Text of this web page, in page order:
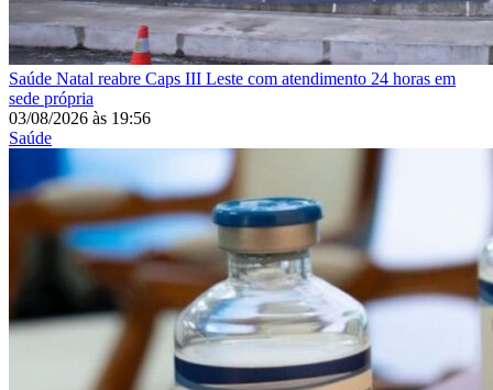
Saúde Natal reabre Caps III Leste com atendimento 24 horas em
sede própria
03/08/2026 às 19:56
Saúde